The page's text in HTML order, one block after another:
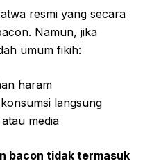
resmi yang secara
Namun, jika
umum fikih:
haram
langsung
media
bacon tidak termasuk